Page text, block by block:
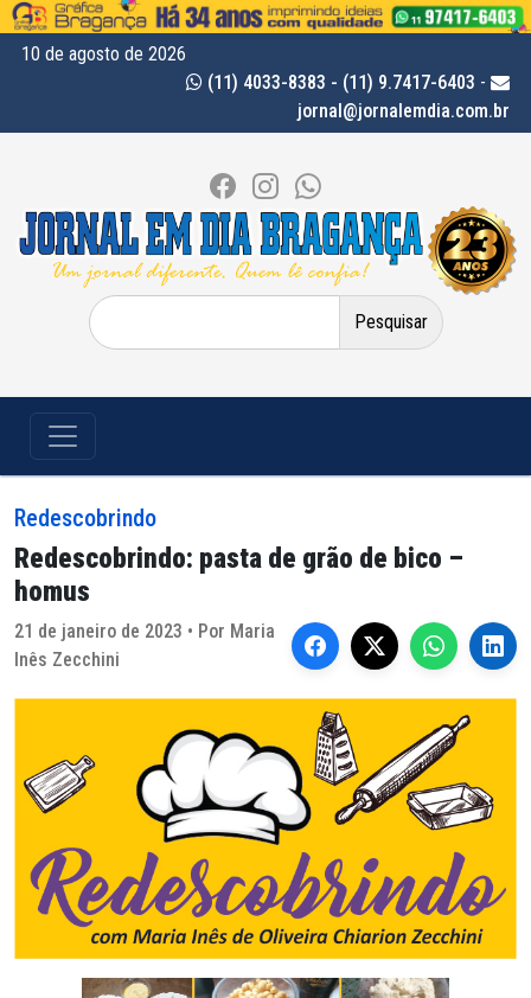
10 de agosto de 2026
(11) 4033-8383 - (11) 9.7417-6403 -
jornal@jornalemdia.com.br
Pesquisar
por:
Redescobrindo
Redescobrindo: pasta de grão de bico –
homus
21 de janeiro de 2023 • Por Maria
Inês Zecchini